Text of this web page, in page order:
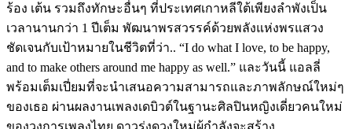
ร้อง เต้น รวมถึงทักษะอื่นๆ ที่ประเทศเกาหลีใต้เพียงลำพังเป็น
เวลานานกว่า 1 ปีเต็ม พัฒนาพรสวรรค์ด้วยพลังแห่งพรแสวง
ชัดเจนกับเป้าหมายในชีวิตที่ว่า.. “I do what I love, to be happy,
and to make others around me happy as well.” และวันนี้ แอลลี่
พร้อมเต็มเปี่ยมที่จะนำเสนอความสามารถและภาพลักษณ์ใหม่ๆ
ของเธอ ผ่านผลงานเพลงเดบิวต์ในฐานะศิลปินหญิงเดี่ยวคนใหม่
ของวงการเพลงไทย ดาวรุ่งดวงใหม่ผู้กำลังจะสร้าง